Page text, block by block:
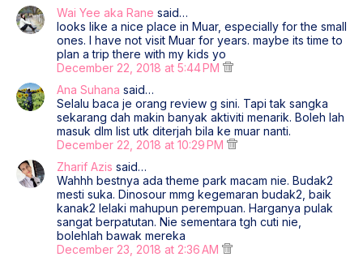
Wai Yee aka Rane said…
looks like a nice place in Muar, especially for the small
ones. I have not visit Muar for years. maybe its time to
plan a trip there with my kids yo
December 22, 2018 at 5:44 PM
Ana Suhana said…
Selalu baca je orang review g sini. Tapi tak sangka
sekarang dah makin banyak aktiviti menarik. Boleh lah
masuk dlm list utk diterjah bila ke muar nanti.
December 22, 2018 at 10:29 PM
Zharif Azis said…
Wahhh bestnya ada theme park macam nie. Budak2
mesti suka. Dinosour mmg kegemaran budak2, baik
kanak2 lelaki mahupun perempuan. Harganya pulak
sangat berpatutan. Nie sementara tgh cuti nie,
bolehlah bawak mereka
December 23, 2018 at 2:36 AM